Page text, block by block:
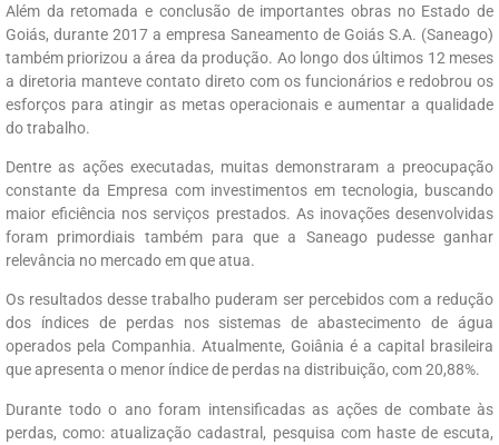
Além da retomada e conclusão de importantes obras no Estado de
Goiás, durante 2017 a empresa Saneamento de Goiás S.A. (Saneago)
também priorizou a área da produção. Ao longo dos últimos 12 meses
a diretoria manteve contato direto com os funcionários e redobrou os
esforços para atingir as metas operacionais e aumentar a qualidade
do trabalho.
Dentre as ações executadas, muitas demonstraram a preocupação
constante da Empresa com investimentos em tecnologia, buscando
maior eficiência nos serviços prestados. As inovações desenvolvidas
foram primordiais também para que a Saneago pudesse ganhar
relevância no mercado em que atua.
Os resultados desse trabalho puderam ser percebidos com a redução
dos índices de perdas nos sistemas de abastecimento de água
operados pela Companhia. Atualmente, Goiânia é a capital brasileira
que apresenta o menor índice de perdas na distribuição, com 20,88%.
Durante todo o ano foram intensificadas as ações de combate às
perdas, como: atualização cadastral, pesquisa com haste de escuta,